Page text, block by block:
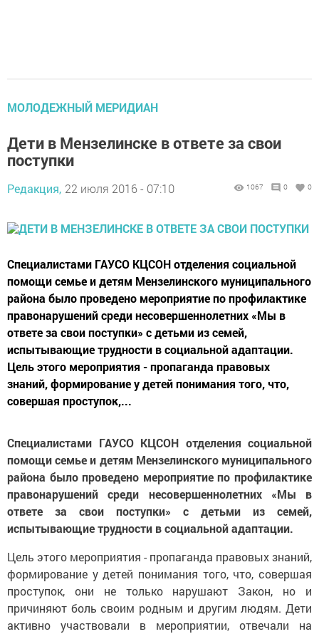
МОЛОДЕЖНЫЙ МЕРИДИАН
Дети в Мензелинске в ответе за свои
поступки
Редакция, 22 июля 2016 - 07:10 1067 0 0
Специалистами ГАУСО КЦСОН отделения социальной
помощи семье и детям Мензелинского муниципального
района было проведено мероприятие по профилактике
правонарушений среди несовершеннолетних «Мы в
ответе за свои поступки» с детьми из семей,
испытывающие трудности в социальной адаптации.
Цель этого мероприятия - пропаганда правовых
знаний, формирование у детей понимания того, что,
совершая проступок,...
Специалистами ГАУСО КЦСОН отделения социальной
помощи семье и детям Мензелинского муниципального
района было проведено мероприятие по профилактике
правонарушений среди несовершеннолетних «Мы в
ответе за свои поступки» с детьми из семей,
испытывающие трудности в социальной адаптации.
Цель этого мероприятия - пропаганда правовых знаний,
формирование у детей понимания того, что, совершая
проступок, они не только нарушают Закон, но и
причиняют боль своим родным и другим людям. Дети
активно участвовали в мероприятии, отвечали на